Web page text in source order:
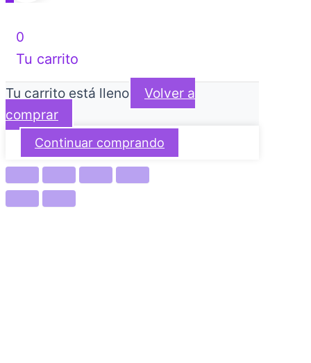
0
Tu carrito
Tu carrito está lleno
Volver a
comprar
Continuar comprando